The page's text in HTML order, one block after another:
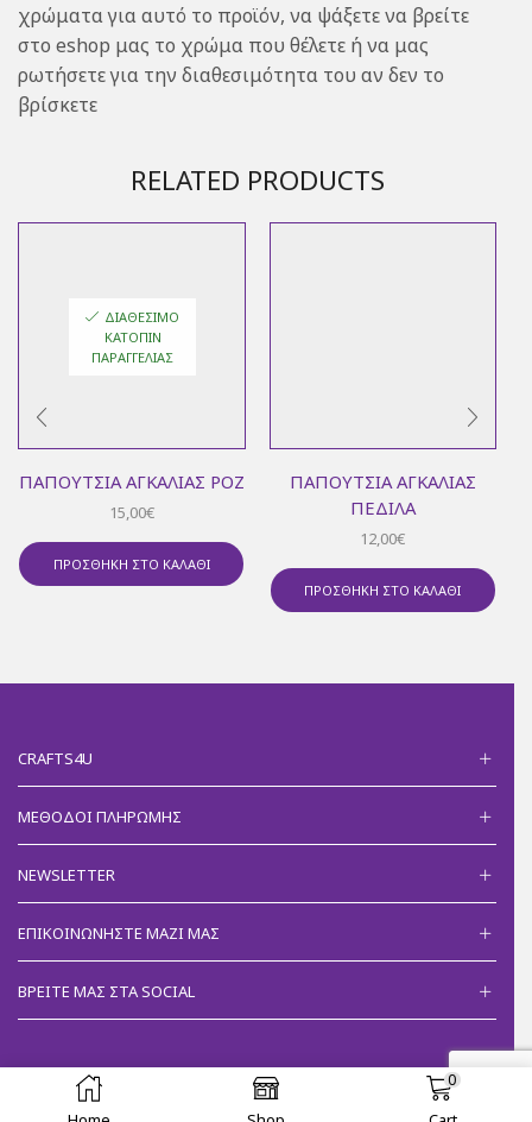
χρώματα για αυτό το προϊόν, να ψάξετε να βρείτε
στο eshop μας το χρώμα που θέλετε ή να μας
ρωτήσετε για την διαθεσιμότητα του αν δεν το
βρίσκετε
RELATED PRODUCTS
ΔΙΑΘΈΣΙΜΟ
ΚΑΤΌΠΙΝ
ΠΑΡΑΓΓΕΛΊΑΣ
ΠΑΠΟΎΤΣΙΑ ΑΓΚΑΛΙΆΣ ΡΟΖ
15,00€
ΠΡΟΣΘΉΚΗ ΣΤΟ ΚΑΛΆΘΙ
ΠΑΠΟΎΤΣΙΑ ΑΓΚΑΛΙΆΣ
ΠΈΔΙΛΑ
12,00€
ΠΡΟΣΘΉΚΗ ΣΤΟ ΚΑΛΆΘΙ
CRAFTS4U
ΜΈΘΟΔΟΙ ΠΛΗΡΩΜΉΣ
NEWSLETTER
ΕΠΙΚΟΙΝΩΝΉΣΤΕ ΜΑΖΊ ΜΑΣ
ΒΡΕΊΤΕ ΜΑΣ ΣΤΑ SOCIAL
Ⓒ 2018 Crafts4u - Developed by Eleni Papanikolaou .
0